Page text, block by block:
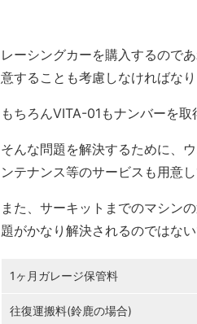
レーシングカーを購入するので
意することも考慮しなければなり
もちろんVITA-01もナンバーを
そんな問題を解決するために、
ンテナンス等のサービスも用意し
また、サーキットまでのマシン
題がかなり解決されるのではない
1ヶ月ガレージ保管料
往復運搬料(鈴鹿の場合)